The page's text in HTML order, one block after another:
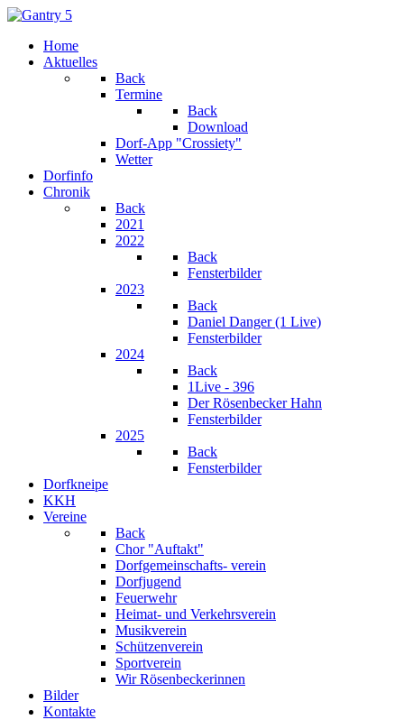
Home
Aktuelles
Back
Termine
Back
Download
Dorf-App "Crossiety"
Wetter
Dorfinfo
Chronik
Back
2021
2022
Back
Fensterbilder
2023
Back
Daniel Danger (1 Live)
Fensterbilder
2024
Back
1Live - 396
Der Rösenbecker Hahn
Fensterbilder
2025
Back
Fensterbilder
Dorfkneipe
KKH
Vereine
Back
Chor "Auftakt"
Dorfgemeinschafts- verein
Dorfjugend
Feuerwehr
Heimat- und Verkehrsverein
Musikverein
Schützenverein
Sportverein
Wir Rösenbeckerinnen
Bilder
Kontakte